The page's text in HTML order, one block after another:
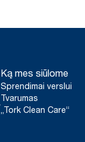
Ką mes siūlome
Sprendimai verslui
Tvarumas
„Tork Clean Care“